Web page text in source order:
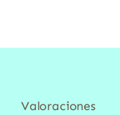
Valoraciones